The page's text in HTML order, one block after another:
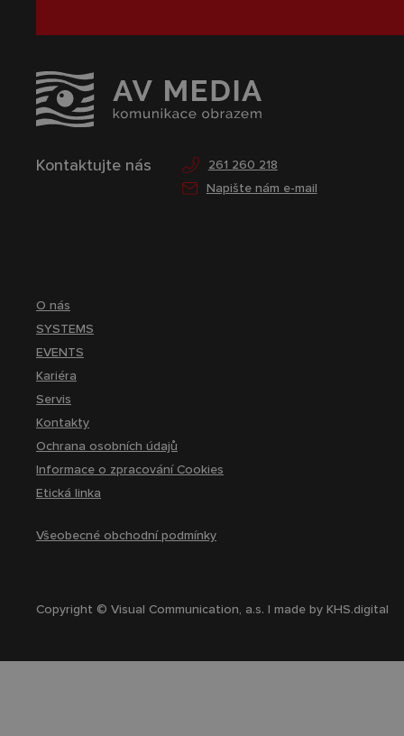
Kontaktujte nás
261 260 218
Napište nám e-mail
O nás
SYSTEMS
EVENTS
Kariéra
Servis
Kontakty
Ochrana osobních údajů
Informace o zpracování Cookies
Etická linka
Všeobecné obchodní podmínky
Copyright © Visual Communication, a.s. | made byKHS.digital